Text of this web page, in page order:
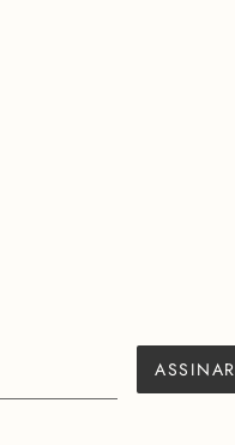
ASSINAR